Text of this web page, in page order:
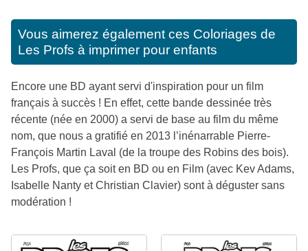
Vous aimerez également ces Coloriages de
Les Profs à imprimer pour enfants
Encore une BD ayant servi d'inspiration pour un film
français à succès ! En effet, cette bande dessinée très
récente (née en 2000) a servi de base au film du même
nom, que nous a gratifié en 2013 l’inénarrable Pierre-
François Martin Laval (de la troupe des Robins des bois).
Les Profs, que ça soit en BD ou en Film (avec Kev Adams,
Isabelle Nanty et Christian Clavier) sont à déguster sans
modération !